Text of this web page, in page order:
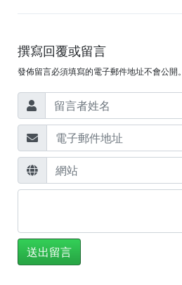
撰寫回覆或留言
發佈留言必須填寫的電子郵件地址不會公開。